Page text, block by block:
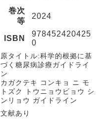
巻次
等
2024
ISBN
978452420425
0
原タイトル:科学的根拠に基
づく糖尿病診療ガイドライ
ン
カガクテキ コンキョ ニ モ
トズク トウニョウビョウ シ
ンリョウ ガイドライン
文献あり